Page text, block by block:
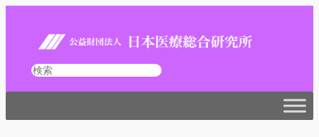
キ
検
索